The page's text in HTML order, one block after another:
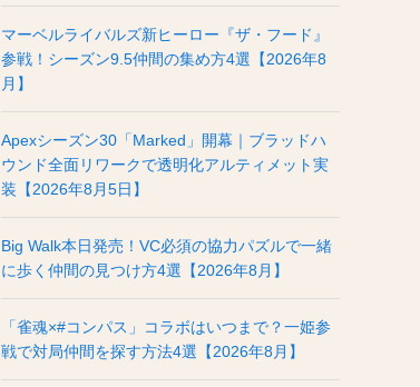
マーベルライバルズ新ヒーロー『ザ・フード』
参戦！シーズン9.5仲間の集め方4選【2026年8
月】
Apexシーズン30「Marked」開幕｜ブラッドハ
ウンド全面リワークで透明化アルティメット実
装【2026年8月5日】
Big Walk本日発売！VC必須の協力パズルで一緒
に歩く仲間の見つけ方4選【2026年8月】
「雀魂×#コンパス」コラボはいつまで？一姫参
戦で対局仲間を探す方法4選【2026年8月】